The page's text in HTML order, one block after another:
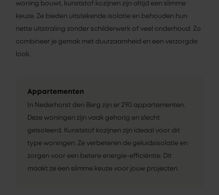
woning bouwt, kunststof kozijnen zijn altijd een slimme
keuze. Ze bieden uitstekende isolatie en behouden hun
nette uitstraling zonder schilderwerk of veel onderhoud. Zo
combineer je gemak met duurzaamheid en een verzorgde
look.
Appartementen
In Nederhorst den Berg zijn er 290 appartementen.
Deze woningen zijn vaak gehorig en slecht
geïsoleerd. Kunststof kozijnen zijn ideaal voor dit
type woningen. Ze verbeteren de geluidsisolatie en
zorgen voor een betere energie-efficiëntie. Dit
maakt ze een slimme keuze voor jouw projecten.